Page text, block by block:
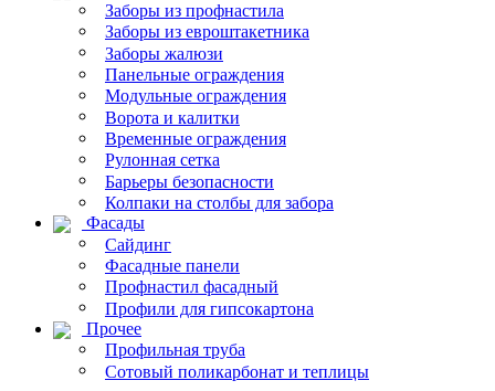
Заборы из профнастила
Заборы из евроштакетника
Заборы жалюзи
Панельные ограждения
Модульные ограждения
Ворота и калитки
Временные ограждения
Рулонная сетка
Барьеры безопасности
Колпаки на столбы для забора
Фасады
Сайдинг
Фасадные панели
Профнастил фасадный
Профили для гипсокартона
Прочее
Профильная труба
Сотовый поликарбонат и теплицы